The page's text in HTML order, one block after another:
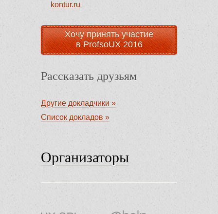
kontur.ru
Хочу принять участие
в ProfsoUX 2016
Рассказать друзьям
Другие докладчики »
Список докладов »
Организаторы